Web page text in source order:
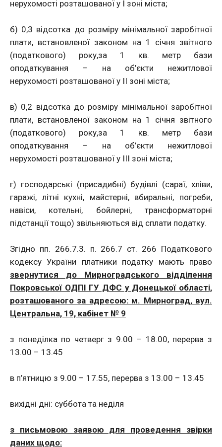
нерухомості розташованої у І зоні міста;
б) 0,3 відсотка до розміру мінімальної заробітної
плати, встановленої законом на 1 січня звітного
(податкового) року,за 1 кв. метр бази
оподаткування – на об’єкти нежитлової
нерухомості розташованої у ІІ зоні міста;
в) 0,2 відсотка до розміру мінімальної заробітної
плати, встановленої законом на 1 січня звітного
(податкового) року,за 1 кв. метр бази
оподаткування – на об’єкти нежитлової
нерухомості розташованої у ІІІ зоні міста;
г) господарські (присадибні) будівлі (сараї, хліви,
гаражі, літні кухні, майстерні, вбиральні, погреби,
навіси, котельні, бойлерні, трансформаторні
підстанції тощо) звільняються від сплати податку.
Згідно пп. 266.7.3. п. 266.7 ст. 266 Податкового
кодексу України платники податку мають право
звернутися до Мирноградського відділення
Покровської ОДПІ ГУ ДФС у Донецької області,
розташованого за адресою: м. Мирноград, вул.
Центральна, 19, кабінет № 9
з понеділка по четверг з 9.00 – 18.00, перерва з
13.00 – 13.45
в п’ятницю з 9.00 – 17.55, перерва з 13.00 – 13.45
вихідні дні: суббота та неділя
з письмовою заявою для проведення звірки
даних щодо: